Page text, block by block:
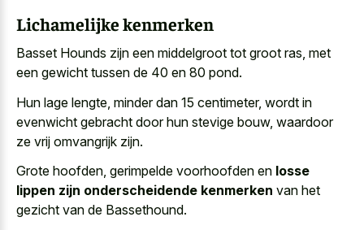
Lichamelijke kenmerken
Basset Hounds zijn een middelgroot tot groot ras, met
een gewicht tussen de 40 en 80 pond.
Hun lage lengte, minder dan 15 centimeter, wordt in
evenwicht gebracht door hun stevige bouw, waardoor
ze vrij omvangrijk zijn.
Grote hoofden, gerimpelde voorhoofden en losse
lippen zijn onderscheidende kenmerken van het
gezicht van de Bassethound.